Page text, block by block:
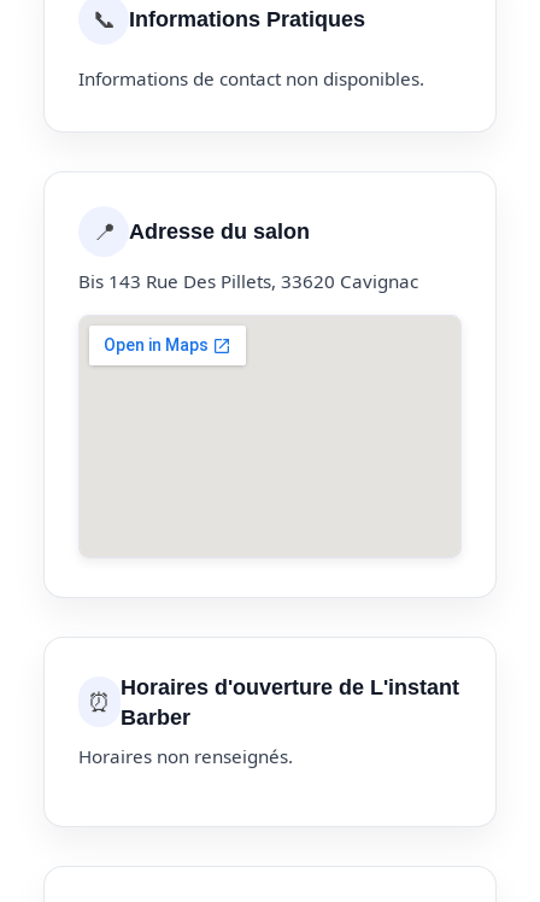
📞 Informations Pratiques
Informations de contact non disponibles.
📍 Adresse du salon
Bis 143 Rue Des Pillets, 33620 Cavignac
⏰ Horaires d'ouverture de L'instant
Barber
Horaires non renseignés.